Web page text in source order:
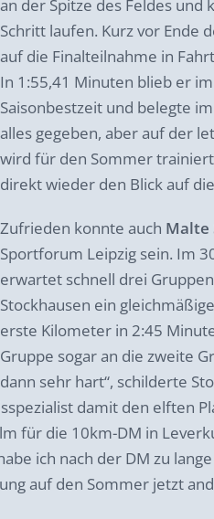
an der Spitze des Feldes
Schritt laufen. Kurz vor Ende
auf die Finalteilnahme in
In 1:55,41 Minuten blieb er
Saisonbestzeit und belegte
alles gegeben, aber auf der
wird für den Sommer
direkt wieder den Blick auf
Zufrieden konnte auch Malte
Sportforum Leipzig sein. Im
erwartet schnell drei
Stockhausen ein
erste Kilometer in 2:45
Gruppe sogar an die zweite
dann sehr hart“, schilderte
damit den elften
für die 10km-DM in
ich nach der DM zu
auf den Sommer jetzt